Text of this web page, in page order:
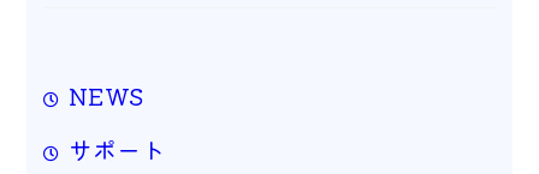
NEWS
サポート